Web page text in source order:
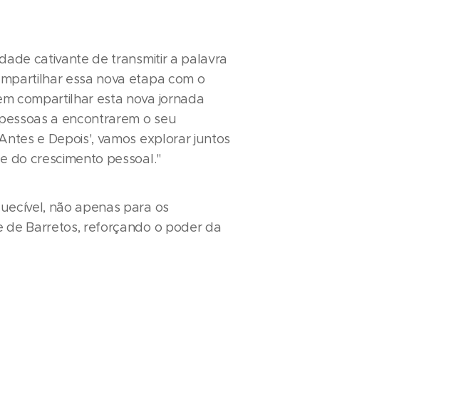
cativante de transmitir a palavra
essa nova etapa com o
compartilhar esta nova jornada
a encontrarem o seu
e Depois', vamos explorar juntos
do crescimento pessoal."
não apenas para os
de Barretos, reforçando o poder da